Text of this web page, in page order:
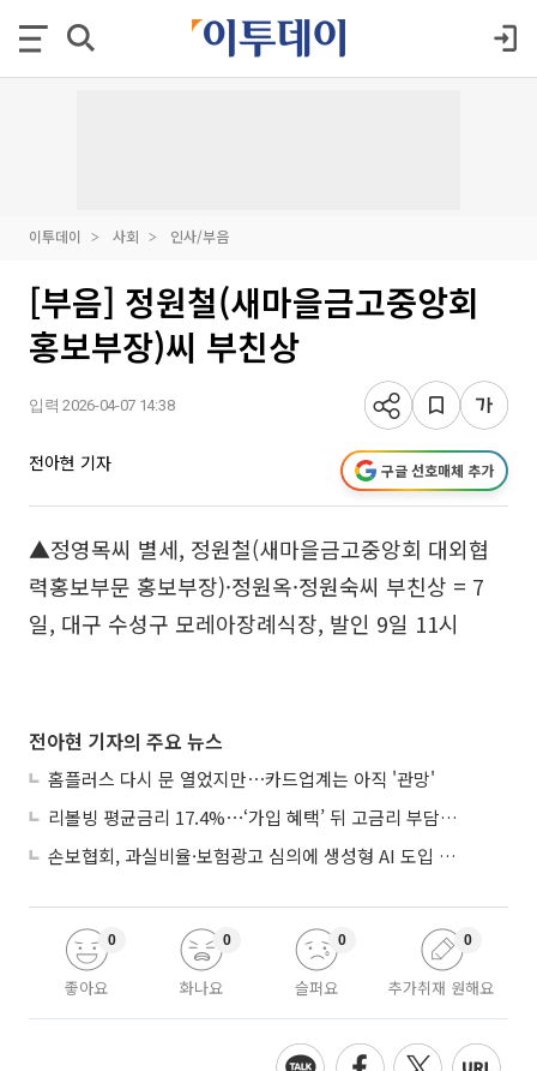
이투데이 사회 인사/부음
[부음] 정원철(새마을금고중앙회
홍보부장)씨 부친상
입력 2026-04-07 14:38
전아현 기자 구글 선호매체 추가
▲정영목씨 별세, 정원철(새마을금고중앙회 대외협
력홍보부문 홍보부장)·정원옥·정원숙씨 부친상 = 7
일, 대구 수성구 모레아장례식장, 발인 9일 11시
전아현 기자의 주요 뉴스
홈플러스 다시 문 열었지만⋯카드업계는 아직 '관망'
리볼빙 평균금리 17.4%⋯‘가입 혜택’ 뒤 고금리 부담 주의
손보협회, 과실비율·보험광고 심의에 생성형 AI 도입 추진
좋아요
0
화나요
0
슬퍼요
0
추가취재 원해요
0